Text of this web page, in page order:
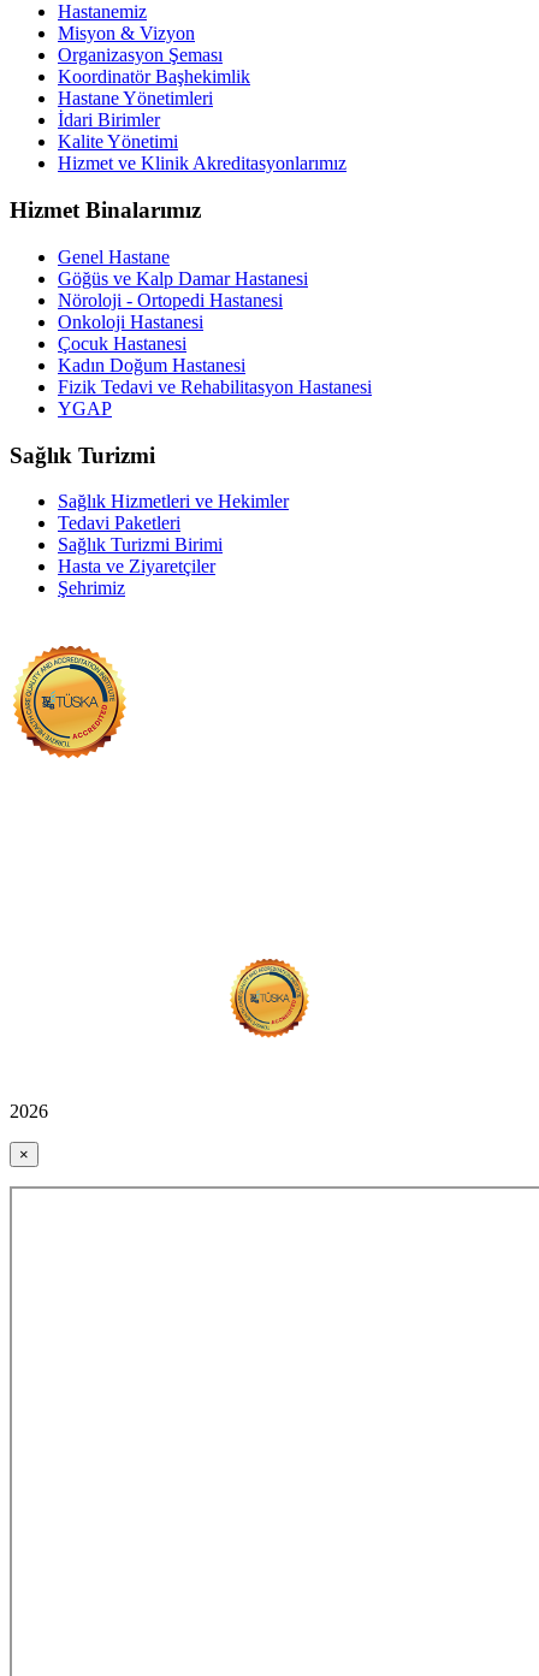
Hastanemiz
Misyon & Vizyon
Organizasyon Şeması
Koordinatör Başhekimlik
Hastane Yönetimleri
İdari Birimler
Kalite Yönetimi
Hizmet ve Klinik Akreditasyonlarımız
Hizmet Binalarımız
Genel Hastane
Göğüs ve Kalp Damar Hastanesi
Nöroloji - Ortopedi Hastanesi
Onkoloji Hastanesi
Çocuk Hastanesi
Kadın Doğum Hastanesi
Fizik Tedavi ve Rehabilitasyon Hastanesi
YGAP
Sağlık Turizmi
Sağlık Hizmetleri ve Hekimler
Tedavi Paketleri
Sağlık Turizmi Birimi
Hasta ve Ziyaretçiler
Şehrimiz
2026
×